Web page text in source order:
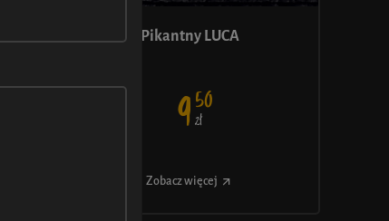
Pikantny LUCA
950
Zł
Zobacz więcej